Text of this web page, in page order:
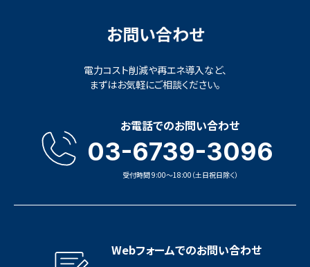
お問い合わせ
電力コスト削減や再エネ導入など、
まずはお気軽にご相談ください。
お電話でのお問い合わせ
03-6739-3096
受付時間 9:00〜18:00（土日祝日除く）
Webフォームでのお問い合わせ